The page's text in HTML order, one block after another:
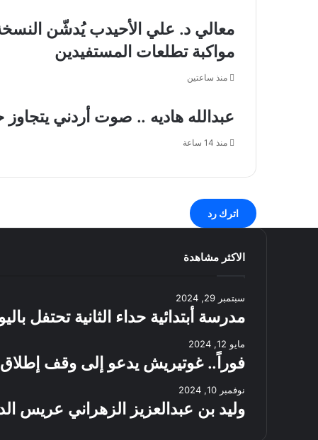
من
"عودة
أقوى"
دون
15
عاماً
معالي د. علي الأحيدب يُدشّن
مواكبة تطلعات المستفيدين
منذ ساعتين
عبدالله هاديه .. صوت أردني
منذ 14 ساعة
اترك رد
الاكثر مشاهدة
سبتمبر 29, 2024
مدرسة أبتدائية حداء الثانية تحتفل
مايو 12, 2024
فوراً.. غوتيريش يدعو إلى وقف إطلاق
نوفمبر 10, 2024
وليد بن عبدالعزيز الزهراني عريس